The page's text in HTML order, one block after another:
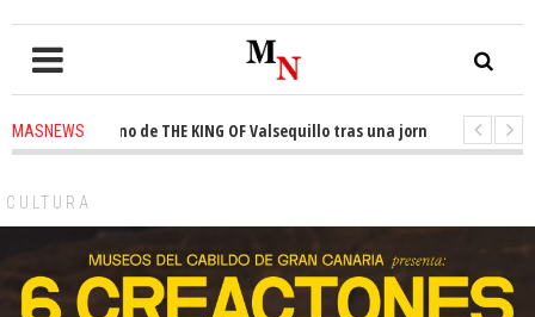
MASNEWS
trono de THE KING OF Valsequillo tras una jornada de baloncesto
CULTURA